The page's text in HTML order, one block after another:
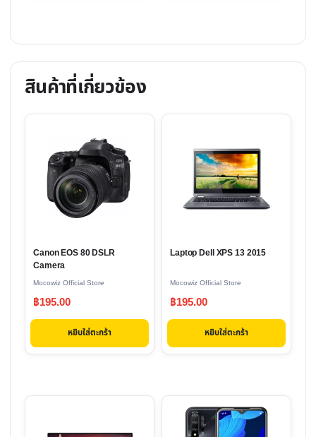
สินค้าที่เกี่ยวข้อง
Canon EOS 80 DSLR
Camera
Mocowiz Official Store
฿195.00
หยิบใส่ตะกร้า
Laptop Dell XPS 13 2015
Mocowiz Official Store
฿195.00
หยิบใส่ตะกร้า
This
product